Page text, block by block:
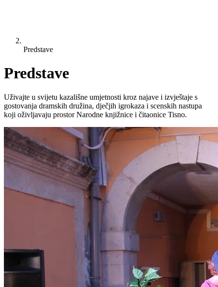
Predstave
Predstave
Uživajte u svijetu kazališne umjetnosti kroz najave i izvještaje s
gostovanja dramskih družina, dječjih igrokaza i scenskih nastupa
koji oživljavaju prostor Narodne knjižnice i čitaonice Tisno.